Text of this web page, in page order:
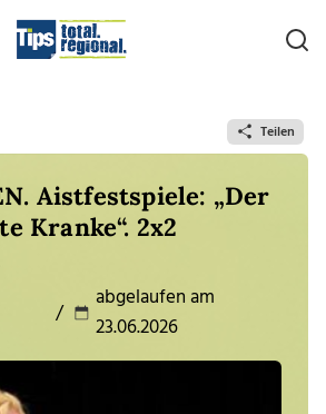
Teilen
Aistfestspiele: „Der
Kranke“. 2x2
/
abgelaufen am
23.06.2026